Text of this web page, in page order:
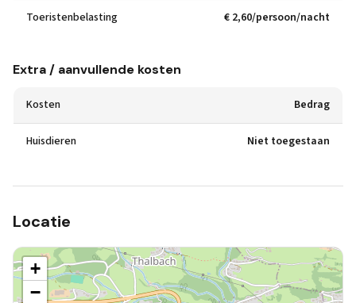
Toeristenbelasting € 2,60/persoon/nacht
Extra / aanvullende kosten
Kosten Bedrag
Huisdieren Niet toegestaan
Locatie
+
−